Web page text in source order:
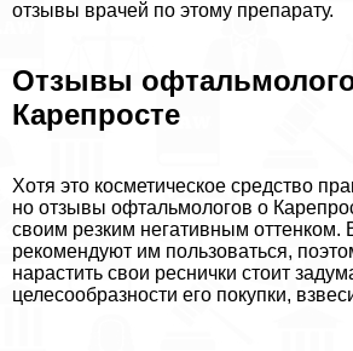
отзывы врачей по этому препарату.
Отзывы
Карепросте
Хотя это косметическое средство
но отзывы офтальмологов о
своим резким негативным оттенком.
рекомендуют им пользоваться,
нарастить свои реснички стоит
целесообразности его покупки,